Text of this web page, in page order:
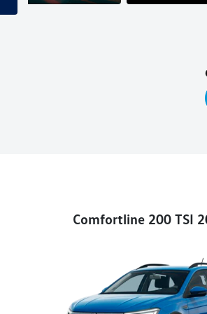
Comfortline 200 TSI